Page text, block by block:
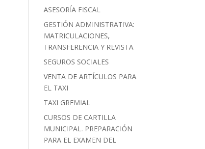
ASESORÍA FISCAL
GESTIÓN ADMINISTRATIVA:
MATRICULACIONES,
TRANSFERENCIA Y REVISTA
SEGUROS SOCIALES
VENTA DE ARTÍCULOS PARA
EL TAXI
TAXI GREMIAL
CURSOS DE CARTILLA
MUNICIPAL. PREPARACIÓN
PARA EL EXAMEN DEL